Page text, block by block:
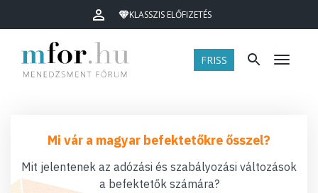
KLASSZIS ELŐFIZETÉS
FRISS Menü
Mi vár a magyar befektetőkre ősszel?
Mit jelentenek az adózási és szabályozási változások
a befektetők számára?